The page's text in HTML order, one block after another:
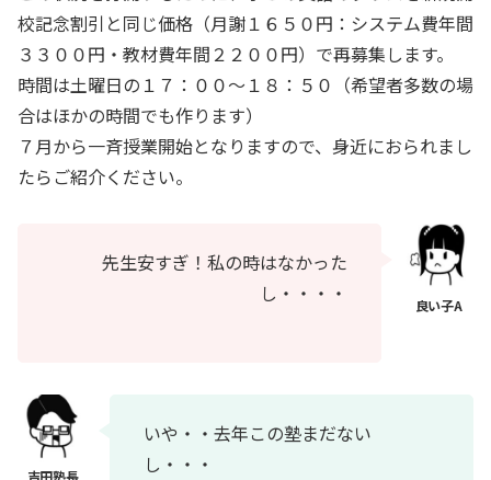
校記念割引と同じ価格（月謝１６５０円：システム費年間
３３００円・教材費年間２２００円）で再募集します。
時間は土曜日の１７：００～１８：５０（希望者多数の場
合はほかの時間でも作ります）
７月から一斉授業開始となりますので、身近におられまし
たらご紹介ください。
先生安すぎ！私の時はなかった
し・・・・
いや・・去年この塾まだない
し・・・